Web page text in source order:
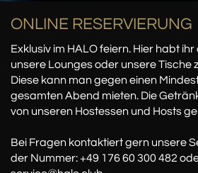
ONLINE RESERVIERUNG
Exklusiv im HALO feiern. Hier habt
unsere Lounges oder unsere Tische
Diese kann man gegen einen
gesamten Abend mieten. Die
von unseren Hostessen und Hosts
Bei Fragen kontaktiert gern unsere
der Nummer: +49 176 60 300 482